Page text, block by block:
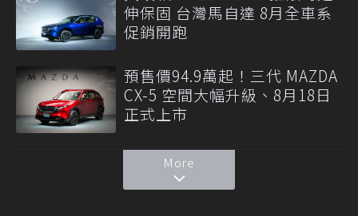
伸保固 台灣馬自達 8月全車系
促銷開跑
預售價94.9萬起！三代 MAZDA
CX-5 空間大幅升級、8月18日
正式上市
More